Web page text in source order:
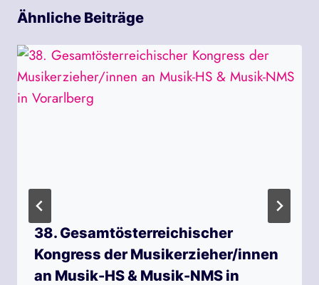
Ähnliche Beiträge
38. Gesamtösterreichischer
Kongress der Musikerzieher/innen
an Musik-HS & Musik-NMS in